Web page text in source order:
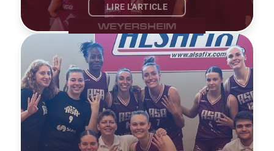
LIRE L'ARTICLE
WEYERSHEIM